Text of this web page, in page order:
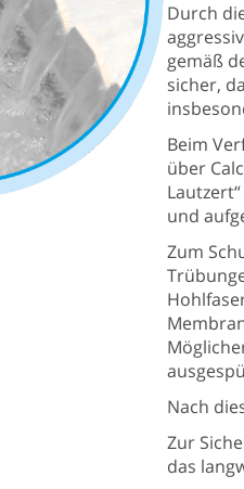
Durch
gemäß
sicher,
Beim
über
und
Zum
Nach
Zur
das